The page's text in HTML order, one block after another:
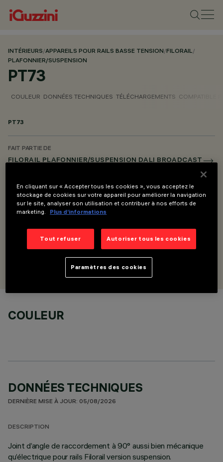
INTÉRIEURS/APPAREILS POUR RAILS BASSE TENSION/FILORAIL/
PLAFONNIER/SUSPENSION
PT73
COULEUR DONNÉES TECHNIQUES TÉLÉCHARGEMENTS COMPATIBLE
PT73
FAIT PARTIE DE
FILORAIL PLAFONNIER/SUSPENSION DALI BROADCAST
FILORAIL PLAFONNIER / SUSPENSION DALI POWERLINE
FILORAIL PLAFONNIER / SUSPENSION CASAMBI
Joint d’angle à 90° pour rails suspendus avec filin L=2000
COULEUR
DONNÉES TECHNIQUES
DERNIÈRE MISE À JOUR: 05/08/2026
DESCRIPTION
Joint d’angle de raccordement à 90° aussi bien mécanique
qu’électrique pour rails Filorail version suspension.
En cliquant sur « Accepter tous les cookies », vous acceptez le
stockage de cookies sur votre appareil pour améliorer la navigation
sur le site, analyser son utilisation et contribuer à nos efforts de
marketing.
Plus d’informations
Tout refuser Autoriser tous les cookies
Paramètres des cookies